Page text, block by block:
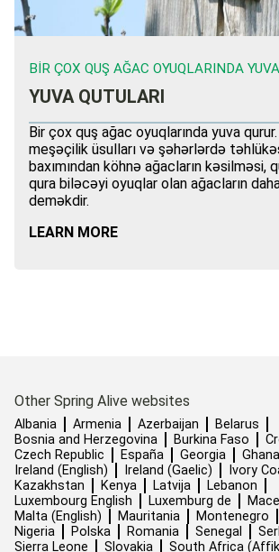
BIR ÇOX QUŞ AĞAC OYUQLARINDA
YUVA QUTULARI
Bir çox quş ağac oyuqlarında yuva
meşəçilik üsulları və şəhərlərdə
baxımından köhnə ağacların kəsilməsi,
qura biləcəyi oyuqlar olan ağacların
deməkdir.
LEARN MORE
Other Spring Alive websites
Albania Armenia Azerbaijan
Belarus
Bosnia and Herzegovina
Burkina Faso
Czech Republic
España Georgia
Ghana
Ireland (English)
Ireland (Gaelic)
Ivory
Kazakhstan
Kenya Latvija
Lebanon
Luxembourg English
Luxemburg de
Malta (English)
Mauritania Montenegro
Nigeria
Polska Romania Senegal
Sierra Leone
Slovakia South Africa